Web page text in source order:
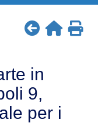
in
9,
per i